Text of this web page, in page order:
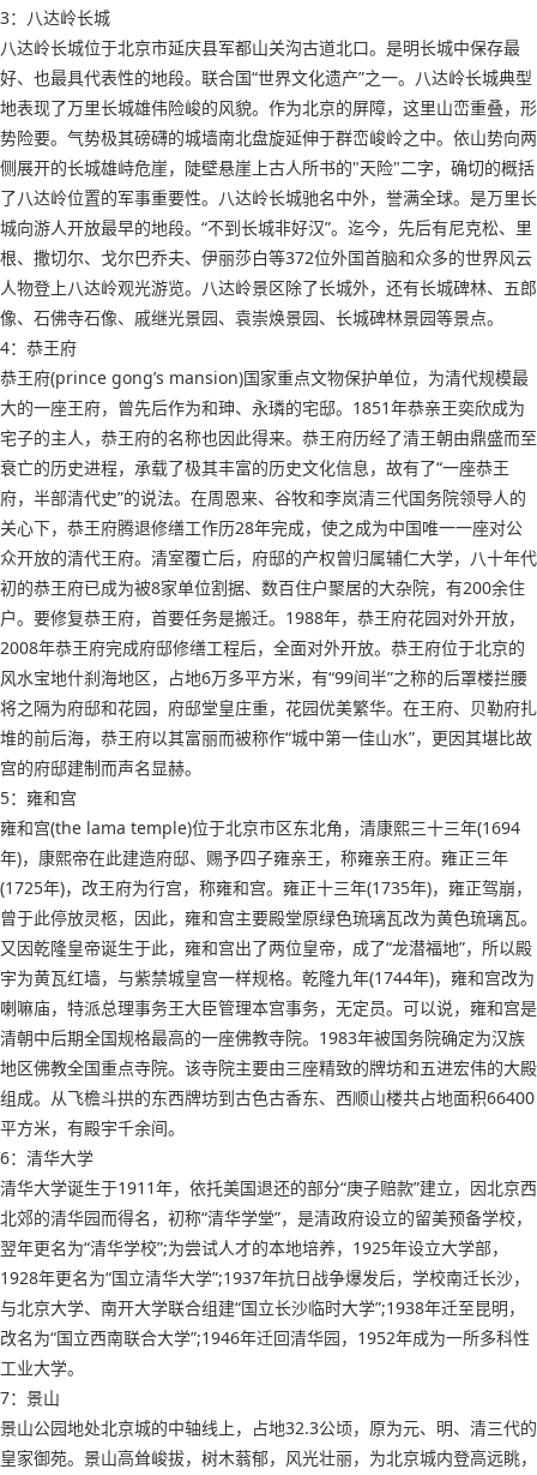
3：八达岭长城
八达岭长城位于北京市延庆县军都山关沟古道北口。是明长城中保存最
好、也最具代表性的地段。联合国“世界文化遗产”之一。八达岭长城典型
地表现了万里长城雄伟险峻的风貌。作为北京的屏障，这里山峦重叠，形
势险要。气势极其磅礴的城墙南北盘旋延伸于群峦峻岭之中。依山势向两
侧展开的长城雄峙危崖，陡壁悬崖上古人所书的"天险"二字，确切的概括
了八达岭位置的军事重要性。八达岭长城驰名中外，誉满全球。是万里长
城向游人开放最早的地段。“不到长城非好汉”。迄今，先后有尼克松、里
根、撒切尔、戈尔巴乔夫、伊丽莎白等372位外国首脑和众多的世界风云
人物登上八达岭观光游览。八达岭景区除了长城外，还有长城碑林、五郎
像、石佛寺石像、戚继光景园、袁崇焕景园、长城碑林景园等景点。
4：恭王府
恭王府(prince gong’s mansion)国家重点文物保护单位，为清代规模最
大的一座王府，曾先后作为和珅、永璘的宅邸。1851年恭亲王奕欣成为
宅子的主人，恭王府的名称也因此得来。恭王府历经了清王朝由鼎盛而至
衰亡的历史进程，承载了极其丰富的历史文化信息，故有了“一座恭王
府，半部清代史”的说法。在周恩来、谷牧和李岚清三代国务院领导人的
关心下，恭王府腾退修缮工作历28年完成，使之成为中国唯一一座对公
众开放的清代王府。清室覆亡后，府邸的产权曾归属辅仁大学，八十年代
初的恭王府已成为被8家单位割据、数百住户聚居的大杂院，有200余住
户。要修复恭王府，首要任务是搬迁。1988年，恭王府花园对外开放，
2008年恭王府完成府邸修缮工程后，全面对外开放。恭王府位于北京的
风水宝地什刹海地区，占地6万多平方米，有“99间半”之称的后罩楼拦腰
将之隔为府邸和花园，府邸堂皇庄重，花园优美繁华。在王府、贝勒府扎
堆的前后海，恭王府以其富丽而被称作“城中第一佳山水”，更因其堪比故
宫的府邸建制而声名显赫。
5：雍和宫
雍和宫(the lama temple)位于北京市区东北角，清康熙三十三年(1694
年)，康熙帝在此建造府邸、赐予四子雍亲王，称雍亲王府。雍正三年
(1725年)，改王府为行宫，称雍和宫。雍正十三年(1735年)，雍正驾崩，
曾于此停放灵柩，因此，雍和宫主要殿堂原绿色琉璃瓦改为黄色琉璃瓦。
又因乾隆皇帝诞生于此，雍和宫出了两位皇帝，成了“龙潜福地”，所以殿
宇为黄瓦红墙，与紫禁城皇宫一样规格。乾隆九年(1744年)，雍和宫改为
喇嘛庙，特派总理事务王大臣管理本宫事务，无定员。可以说，雍和宫是
清朝中后期全国规格最高的一座佛教寺院。1983年被国务院确定为汉族
地区佛教全国重点寺院。该寺院主要由三座精致的牌坊和五进宏伟的大殿
组成。从飞檐斗拱的东西牌坊到古色古香东、西顺山楼共占地面积66400
平方米，有殿宇千余间。
6：清华大学
清华大学诞生于1911年，依托美国退还的部分“庚子赔款”建立，因北京西
北郊的清华园而得名，初称“清华学堂”，是清政府设立的留美预备学校，
翌年更名为“清华学校”;为尝试人才的本地培养，1925年设立大学部，
1928年更名为“国立清华大学”;1937年抗日战争爆发后，学校南迁长沙，
与北京大学、南开大学联合组建“国立长沙临时大学”;1938年迁至昆明，
改名为“国立西南联合大学”;1946年迁回清华园，1952年成为一所多科性
工业大学。
7：景山
景山公园地处北京城的中轴线上，占地32.3公顷，原为元、明、清三代的
皇家御苑。景山高耸峻拔，树木蓊郁，风光壮丽，为北京城内登高远眺，